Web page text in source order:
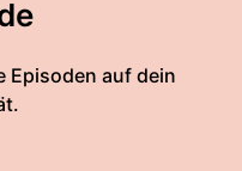
Episoden auf dein